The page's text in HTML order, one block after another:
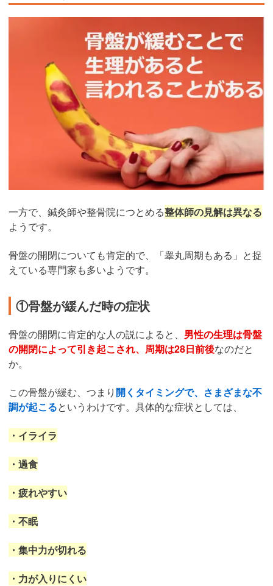
一方で、鍼灸師や整骨院につとめる整体師の見解は異なる
ようです。
骨盤の開閉についても肯定的で、「睾丸周期もある」と捉
えている専門家も多いようです。
①骨盤が緩んだ時の症状
骨盤の開閉に肯定的な人の説によると、 男性の生理は骨盤
の開閉によって引き起こされ、周期は28日前後なのだと
か。
この骨盤が緩む、つまり 開くタイミングで、さまざまな不
調が起こるというわけです。具体的な症状としては、
・イライラ
・過食
・疲れやすい
・不眠
・集中力が切れる
・力が入りにくい